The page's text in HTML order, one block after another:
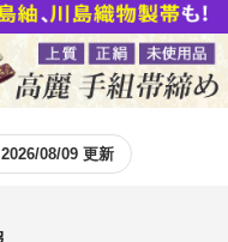
08/09 更新